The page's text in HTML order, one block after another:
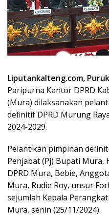
Liputankalteng.com,
Paripurna Kantor DPRD
(Mura) dilaksanakan
definitif DPRD Murung
2024-2029.
Pelantikan pimpinan
Penjabat (Pj) Bupati Mura,
DPRD Mura, Bebie,
Mura, Rudie Roy, unsur
sejumlah Kepala
Mura, senin (25/11/2024).